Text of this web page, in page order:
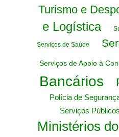
Turismo e
e Logística
Serviços de Saúde
Serviços de Apoio à
Bancários
Polícia de
Serviços Públicos
Ministérios